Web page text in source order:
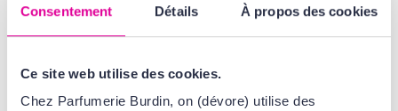
Consentement Détails À propos des cookies
Ce site web utilise des cookies.
Chez Parfumerie Burdin, on (dévore) utilise des